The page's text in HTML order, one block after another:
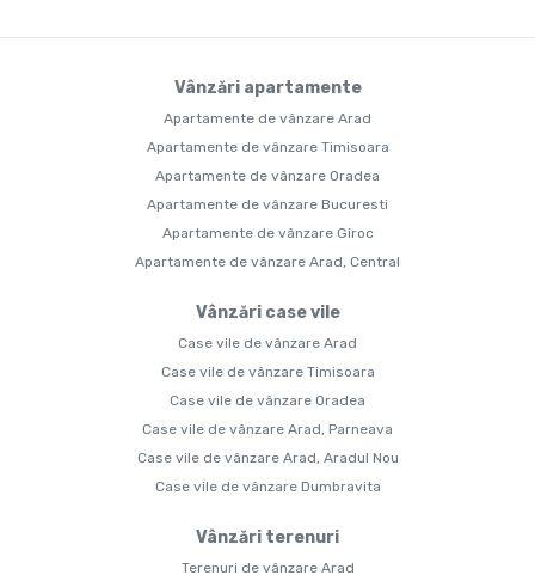
Vânzări apartamente
Apartamente de vânzare Arad
Apartamente de vânzare Timisoara
Apartamente de vânzare Oradea
Apartamente de vânzare Bucuresti
Apartamente de vânzare Giroc
Apartamente de vânzare Arad, Central
Vânzări case vile
Case vile de vânzare Arad
Case vile de vânzare Timisoara
Case vile de vânzare Oradea
Case vile de vânzare Arad, Parneava
Case vile de vânzare Arad, Aradul Nou
Case vile de vânzare Dumbravita
Vânzări terenuri
Terenuri de vânzare Arad